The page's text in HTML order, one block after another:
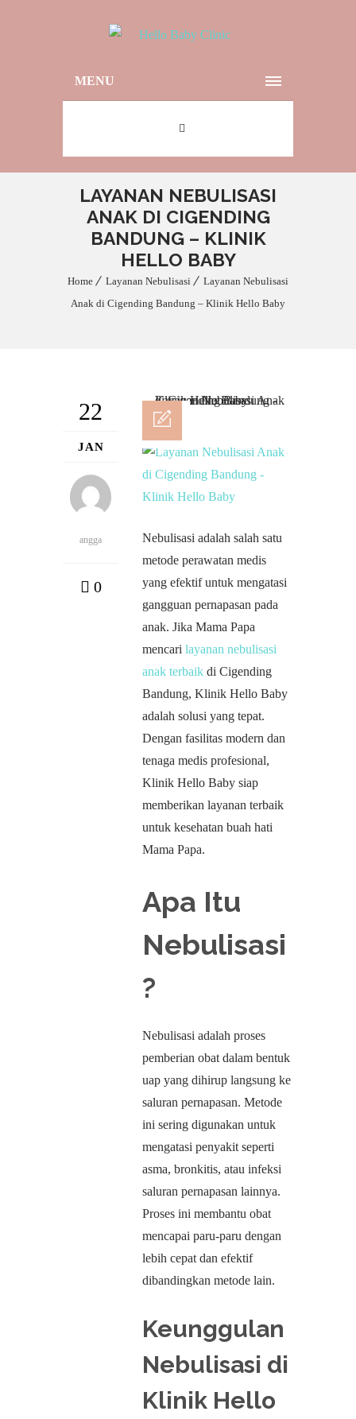
MENU
LAYANAN NEBULISASI
ANAK DI CIGENDING
BANDUNG – KLINIK
HELLO BABY
Home Layanan Nebulisasi
Layanan Nebulisasi
Anak di Cigending Bandung – Klinik Hello Baby
22
JAN
angga
0
Nebulisasi adalah salah satu
metode perawatan medis
yang efektif untuk mengatasi
gangguan pernapasan pada
anak. Jika Mama Papa
mencari layanan nebulisasi
anak terbaik di Cigending
Bandung, Klinik Hello Baby
adalah solusi yang tepat.
Dengan fasilitas modern dan
tenaga medis profesional,
Klinik Hello Baby siap
memberikan layanan terbaik
untuk kesehatan buah hati
Mama Papa.
Apa Itu
Nebulisasi
?
Nebulisasi adalah proses
pemberian obat dalam bentuk
uap yang dihirup langsung ke
saluran pernapasan. Metode
ini sering digunakan untuk
mengatasi penyakit seperti
asma, bronkitis, atau infeksi
saluran pernapasan lainnya.
Proses ini membantu obat
mencapai paru-paru dengan
lebih cepat dan efektif
dibandingkan metode lain.
Keunggulan
Nebulisasi di
Klinik Hello